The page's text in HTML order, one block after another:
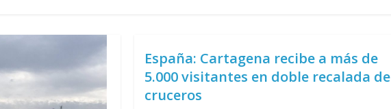
España: Cartagena recibe a más de
5.000 visitantes en doble recalada de
cruceros